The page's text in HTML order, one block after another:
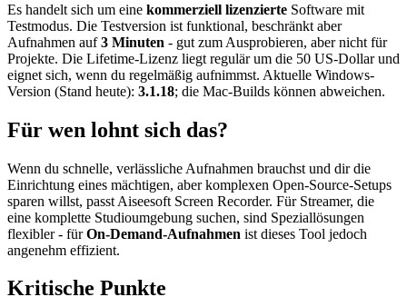
Es handelt sich um eine kommerziell lizenzierte Software mit
Testmodus. Die Testversion ist funktional, beschränkt aber
Aufnahmen auf3 Minuten - gut zum Ausprobieren, aber nicht für
Projekte. Die Lifetime-Lizenz liegt regulär um die 50 US-Dollar und
eignet sich, wenn du regelmäßig aufnimmst. Aktuelle Windows-
Version (Stand heute): 3.1.18; die Mac-Builds können abweichen.
Für wen lohnt sich das?
Wenn du schnelle, verlässliche Aufnahmen brauchst und dir die
Einrichtung eines mächtigen, aber komplexen Open-Source-Setups
sparen willst, passt Aiseesoft Screen Recorder. Für Streamer, die
eine komplette Studioumgebung suchen, sind Speziallösungen
flexibler - fürOn-Demand-Aufnahmen ist dieses Tool jedoch
angenehm effizient.
Kritische Punkte